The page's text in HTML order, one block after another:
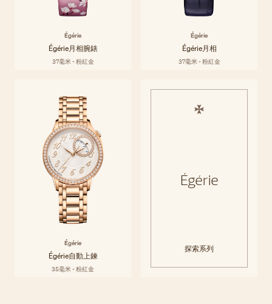
Égérie
Égérie月相腕錶
37毫米 - 粉紅金
Égérie
Égérie月相
37毫米 - 粉紅金
Égérie
Égérie自動上鍊
35毫米 - 粉紅金
Égérie
探索系列